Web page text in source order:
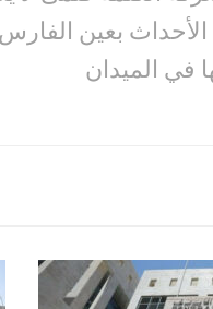
بعين
في الميدان